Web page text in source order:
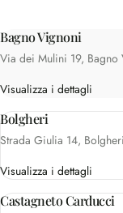
Bagno Vignoni
Via dei Mulini 19,
Visualizza i dettagli
Bolgheri
Strada Giulia 14,
Visualizza i dettagli
Castagneto Carducci